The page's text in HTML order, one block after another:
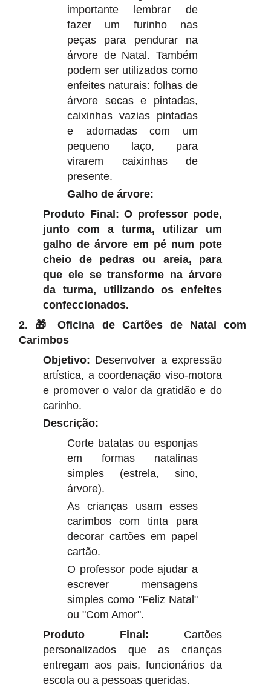
importante lembrar de
fazer um furinho nas
peças para pendurar na
árvore de Natal. Também
podem ser utilizados como
enfeites naturais: folhas de
árvore secas e pintadas,
caixinhas vazias pintadas
e adornadas com um
pequeno laço, para
virarem caixinhas de
presente.
Galho de árvore:
Produto Final: O professor pode,
junto com a turma, utilizar um
galho de árvore em pé num pote
cheio de pedras ou areia, para
que ele se transforme na árvore
da turma, utilizando os enfeites
confeccionados.
2. 🎁 Oficina de Cartões de Natal com
Carimbos
Objetivo: Desenvolver a expressão
artística, a coordenação viso-motora
e promover o valor da gratidão e do
carinho.
Descrição:
Corte batatas ou esponjas
em formas natalinas
simples (estrela, sino,
árvore).
As crianças usam esses
carimbos com tinta para
decorar cartões em papel
cartão.
O professor pode ajudar a
escrever mensagens
simples como "Feliz Natal"
ou "Com Amor".
Produto Final: Cartões
personalizados que as crianças
entregam aos pais, funcionários da
escola ou a pessoas queridas.